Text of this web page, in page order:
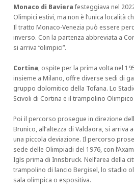
Monaco di Bavierafesteggiava nel
Olimpici estivi, ma non è l’unica località
Il tratto Monaco-Venezia può essere
inverso. Con la partenza abbreviata a
si arriva “olimpici”.
Cortina, ospite per la prima volta nel
insieme a Milano, offre diverse sedi di
gruppo dolomitico della Tofana. Lo
Scivoli di Cortina e il trampolino
Poi il percorso prosegue in direzione dell
Brunico, all’altezza di Valdaora, si arriva
una piccola deviazione. Il percorso
sede delle Olimpiadi del 1976, con
Igls prima di Innsbruck. Nell’area della
trampolino di lancio Bergisel, lo stadio
sala olimpica o espositiva.